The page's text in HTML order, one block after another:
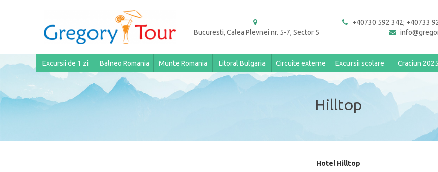
Bucuresti, Calea Plevnei nr. 5-7, Sector 5
+40730 592 342; +40733
Excursii de 1 zi Balneo Romania Munte Romania Litoral Bulgaria Circuite externe Excursii scolare Craciun 2025
Hilltop
Hotel Hilltop